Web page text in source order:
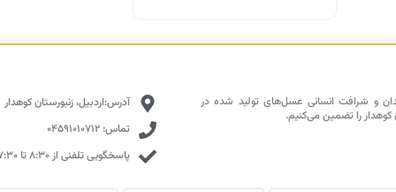
آدرس:اردبیل، زنبورستان کوهدار
تماس: 04591010712
پاسخگویی تلفنی از ۸:۳۰ تا ۱۷:۳۰ با تمرکز بالا
و شرافت انسانی عسل‌های تولید شده در
کوهدار را تضمین می‌کنیم.